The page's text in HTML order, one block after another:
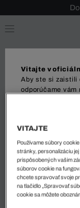
Polos
DETI
Vitajte v
Aby ste si zaistili
odporúčame
Jazyk
VITAJTE
Používame súbory
stránky, personalizáciu
prispôsobených vašim
súborov cookie na
chcete spravovať svoje
na tlačidlo „Spravovať
cookie sa môžete